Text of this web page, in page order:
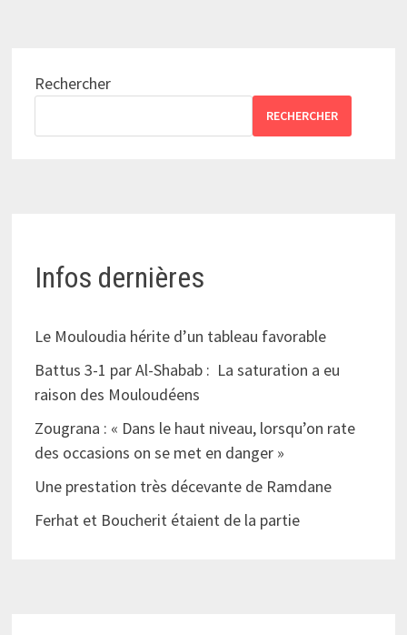
Rechercher
RECHERCHER
Infos dernières
Le Mouloudia hérite d’un tableau favorable
Battus 3-1 par Al-Shabab : La saturation a eu
raison des Mouloudéens
Zougrana : « Dans le haut niveau, lorsqu’on rate
des occasions on se met en danger »
Une prestation très décevante de Ramdane
Ferhat et Boucherit étaient de la partie